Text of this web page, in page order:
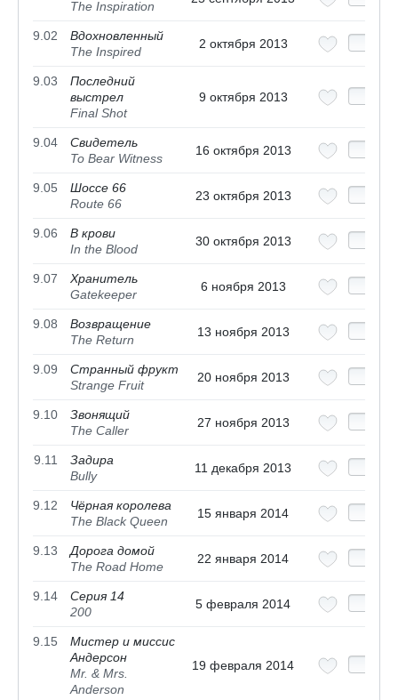
The Inspiration
9.02
Вдохновленный
The Inspired
2 октября 2013
9.03
Последний
выстрел
Final Shot
9 октября 2013
9.04
Свидетель
To Bear Witness
16 октября 2013
9.05
Шоссе 66
Route 66
23 октября 2013
9.06
В крови
In the Blood
30 октября 2013
9.07
Хранитель
Gatekeeper
6 ноября 2013
9.08
Возвращение
The Return
13 ноября 2013
9.09
Странный фрукт
Strange Fruit
20 ноября 2013
9.10
Звонящий
The Caller
27 ноября 2013
9.11
Задира
Bully
11 декабря 2013
9.12
Чёрная королева
The Black Queen
15 января 2014
9.13
Дорога домой
The Road Home
22 января 2014
9.14
Серия 14
200
5 февраля 2014
9.15
Мистер и миссис
Андерсон
Mr. & Mrs.
Anderson
19 февраля 2014